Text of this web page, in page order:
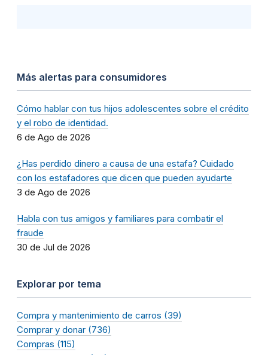
Más alertas para consumidores
Cómo hablar con tus hijos adolescentes sobre el crédito
y el robo de identidad.
6 de Ago de 2026
¿Has perdido dinero a causa de una estafa? Cuidado
con los estafadores que dicen que pueden ayudarte
3 de Ago de 2026
Habla con tus amigos y familiares para combatir el
fraude
30 de Jul de 2026
Explorar por tema
Compra y mantenimiento de carros (39)
Comprar y donar (736)
Compras (115)